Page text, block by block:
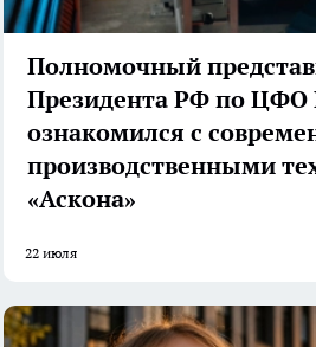
Полномочный
Президента РФ по ЦФО
ознакомился с
производственными
«Аскона»
22 июля